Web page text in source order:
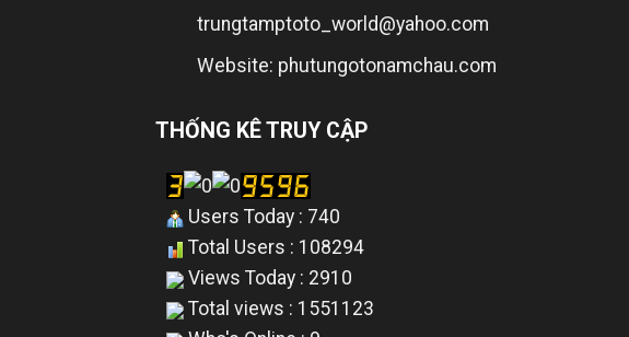
trungtamptoto_world@yahoo.com
Website: phutungotonamchau.com
THỐNG KÊ TRUY CẬP
Users Today : 740
Total Users : 108294
Views Today : 2910
Total views : 1551123